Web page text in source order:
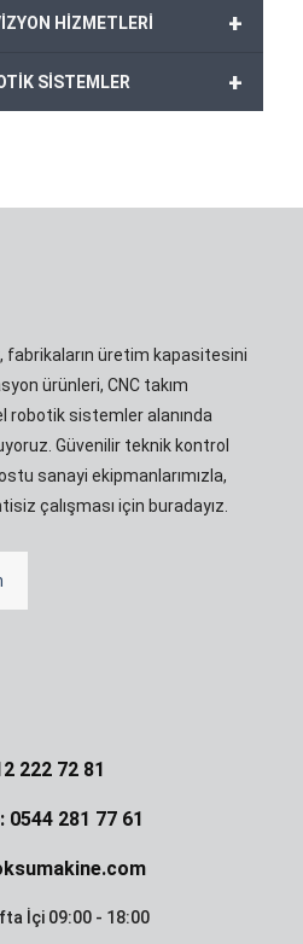
+
HİZMETLERİ
+
SİSTEMLER
fabrikaların üretim kapasitesini
ürünleri, CNC takım
robotik sistemler alanında
Güvenilir teknik kontrol
sanayi ekipmanlarımızla,
çalışması için buradayız.
222 72 81
0544 281 77 61
İçi 09:00 - 18:00